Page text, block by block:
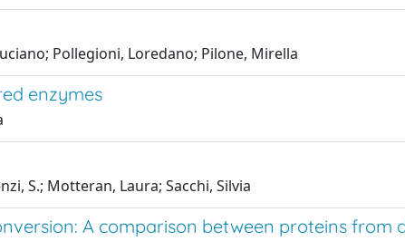
Pollegioni, Loredano; Pilone, Mirella
enzymes
S.; Motteran, Laura; Sacchi, Silvia
A comparison between proteins from